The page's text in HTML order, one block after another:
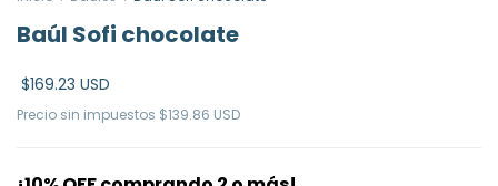
Baúl Sofi chocolate
$169.23 USD
Precio sin impuestos $139.86 USD